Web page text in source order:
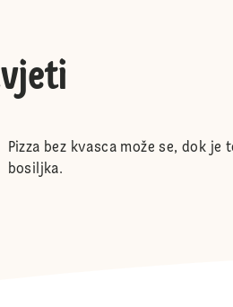
Pizza bez kvasca može se, dok
bosiljka.